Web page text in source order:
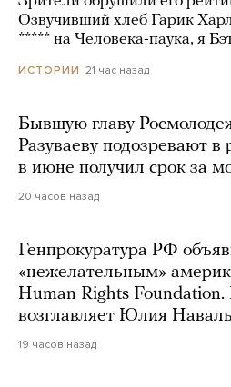
Озвучивший хлеб Гарик
***** на Человека-паука, я
ИСТОРИИ 21 час назад
Бывшую главу
Разуваеву подозревают в
в июне получил срок за
20 часов назад
Генпрокуратура РФ
«нежелательным»
Human Rights Foundation.
возглавляет Юлия
19 часов назад